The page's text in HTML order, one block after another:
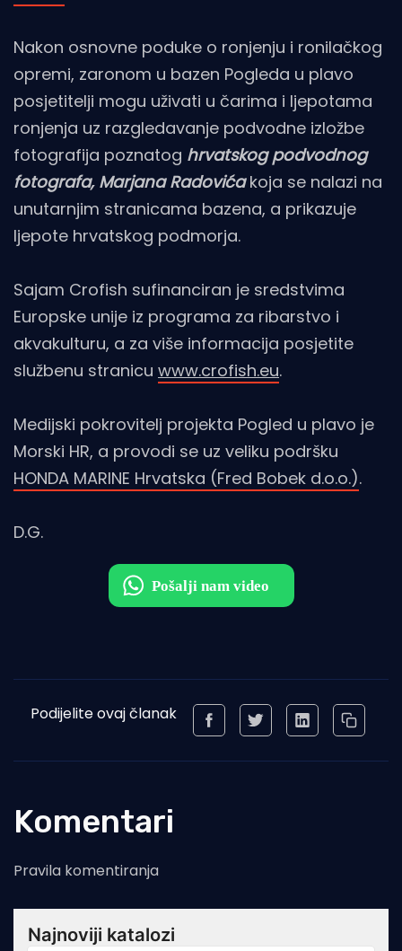
Nakon osnovne poduke o ronjenju i ronilačkog
opremi, zaronom u bazen Pogleda u plavo
posjetitelji mogu uživati u čarima i ljepotama
ronjenja uz razgledavanje podvodne izložbe
fotografija poznatog hrvatskog podvodnog
fotografa, Marjana Radovićakoja se nalazi na
unutarnjim stranicama bazena, a prikazuje
ljepote hrvatskog podmorja.
Sajam Crofish sufinanciran je sredstvima
Europske unije iz programa za ribarstvo i
akvakulturu, a za više informacija posjetite
službenu stranicu www.crofish.eu.
Medijski pokrovitelj projekta Pogled u plavo je
Morski HR, a provodi se uz veliku podršku
HONDA MARINE Hrvatska (Fred Bobek d.o.o.).
D.G.
Podijelite ovaj članak
Komentari
Pravila komentiranja